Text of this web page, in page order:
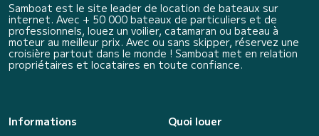
Samboat est le site leader de location de bateaux sur
internet. Avec + 50 000 bateaux de particuliers et de
professionnels, louez un voilier, catamaran ou bateau à
moteur au meilleur prix. Avec ou sans skipper, réservez une
croisière partout dans le monde ! Samboat met en relation
propriétaires et locataires en toute confiance.
Informations
Quoi louer